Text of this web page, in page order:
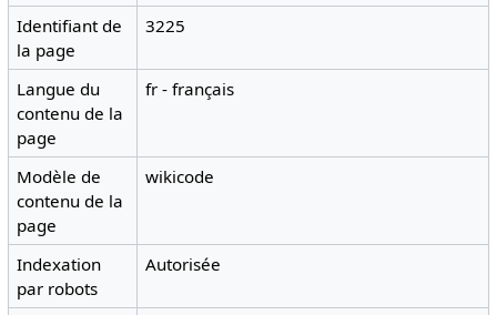
Identifiant de
la page
3225
Langue du
contenu de la
page
fr - français
Modèle de
contenu de la
page
wikicode
Indexation
par robots
Autorisée